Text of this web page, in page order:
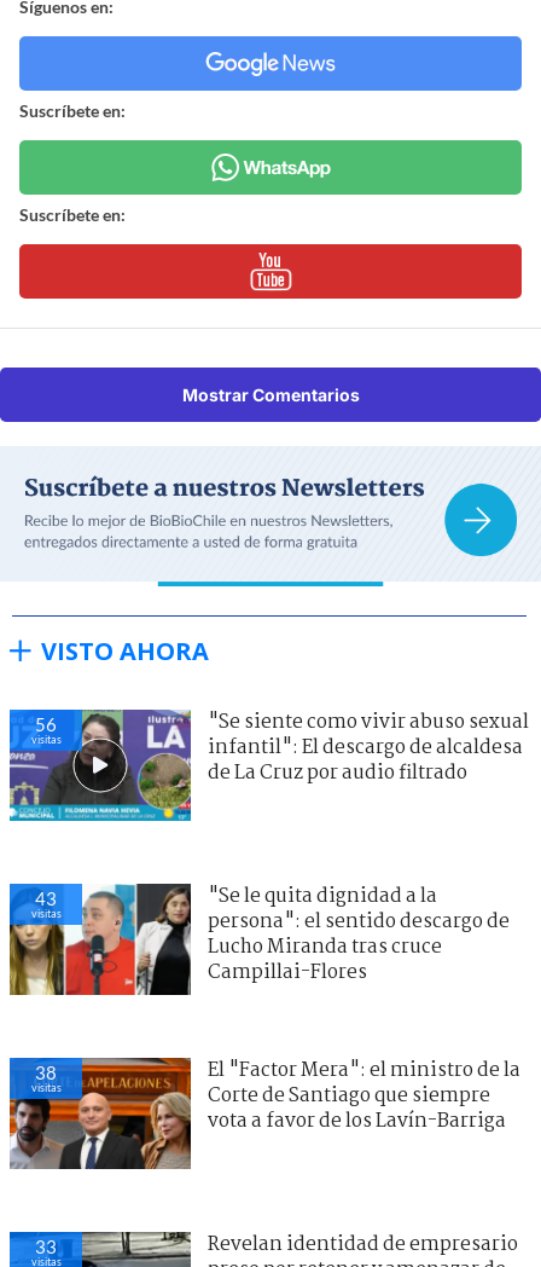
Síguenos en:
Suscríbete en:
Suscríbete en:
Mostrar Comentarios
VISTO AHORA
56
visitas
"Se siente como vivir abuso sexual
infantil": El descargo de alcaldesa
de La Cruz por audio filtrado
43
visitas
"Se le quita dignidad a la
persona": el sentido descargo de
Lucho Miranda tras cruce
Campillai-Flores
38
visitas
El "Factor Mera": el ministro de la
Corte de Santiago que siempre
vota a favor de los Lavín-Barriga
33
visitas
Revelan identidad de empresario